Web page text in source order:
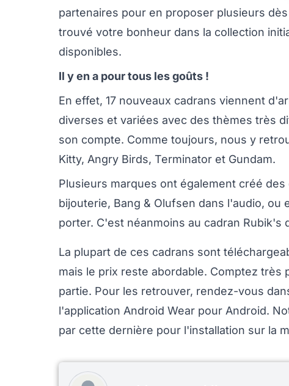
partenaires pour en proposer plusieurs
trouvé votre bonheur dans la collection
disponibles.
Il y en a pour tous les goûts !
En effet, 17 nouveaux cadrans viennent
diverses et variées avec des thèmes très
son compte. Comme toujours, nous y
Kitty, Angry Birds, Terminator et Gundam.
Plusieurs marques ont également créé
bijouterie, Bang & Olufsen dans l'audio,
porter. C'est néanmoins au cadran Rubik's
La plupart de ces cadrans sont
mais le prix reste abordable. Comptez
partie. Pour les retrouver, rendez-vous
l'application Android Wear pour Android.
par cette dernière pour l'installation sur la